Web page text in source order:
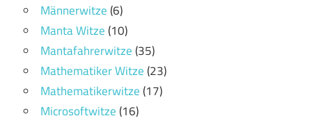
Männerwitze(6)
Manta Witze(10)
Mantafahrerwitze(35)
Mathematiker Witze(23)
Mathematikerwitze(17)
Microsoftwitze(16)